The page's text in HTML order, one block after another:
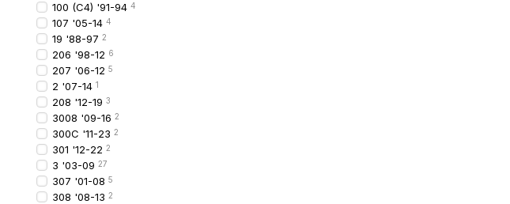
100 (C4) '91-94 4
107 '05-14 4
19 '88-97 2
206 '98-12 6
207 '06-12 5
2 '07-14 1
208 '12-19 3
3008 '09-16 2
300C '11-23 2
301 '12-22 2
3 '03-09 27
307 '01-08 5
308 '08-13 2